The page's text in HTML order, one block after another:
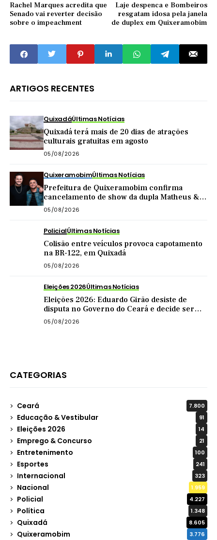
Rachel Marques acredita que
Senado vai reverter decisão
sobre o impeachment
Laje despenca e Bombeiros
resgatam idosa pela janela
de duplex em Quixeramobim
ARTIGOS RECENTES
QuixadáÚltimas Notícias
Quixadá terá mais de 20 dias de atrações
culturais gratuitas em agosto
05/08/2026
QuixeramobimÚltimas Notícias
Prefeitura de Quixeramobim confirma
cancelamento de show da dupla Matheus &
Kauan
05/08/2026
PolicialÚltimas Notícias
Colisão entre veículos provoca capotamento
na BR-122, em Quixadá
05/08/2026
Eleições 2026Últimas Notícias
Eleições 2026: Eduardo Girão desiste de
disputa no Governo do Ceará e decide ser
vice de Zema
05/08/2026
CATEGORIAS
Ceará 7.800
Educação & Vestibular 91
Eleições 2026 14
Emprego & Concurso 21
Entretenimento 100
Esportes 241
Internacional 323
Nacional 1.959
Policial 4.227
Política 1.348
Quixadá 8.605
Quixeramobim 3.776